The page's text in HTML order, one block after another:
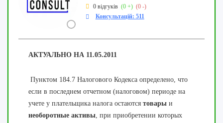
0 відгуків (0 +) (0 -)
Консультацій: 511
АКТУАЛЬНО НА 11.05.2011
Пунктом 184.7 Налогового Кодекса определено, что
если в последнем отчетном (налоговом) периоде на
учете у плательщика налога остаются товары и
необоротные активы, при приобретении которых